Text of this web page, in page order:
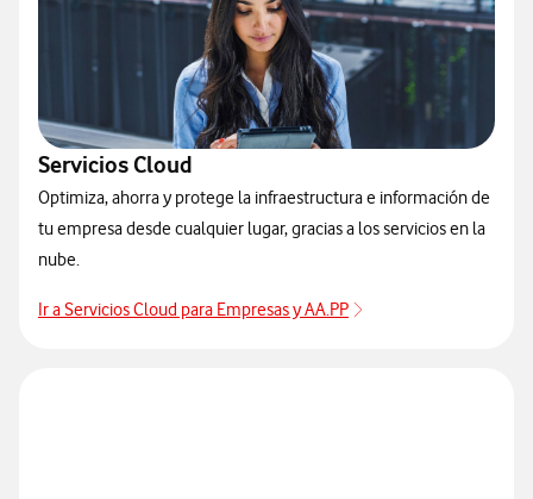
Servicios Cloud
Optimiza, ahorra y protege la infraestructura e información de
tu empresa desde cualquier lugar, gracias a los servicios en la
nube.
Ir a Servicios Cloud para Empresas y AA.PP